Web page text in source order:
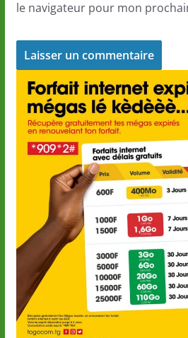
le navigateur pour mon